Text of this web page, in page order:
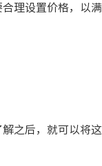
理设置价格，以
之后，就可以将